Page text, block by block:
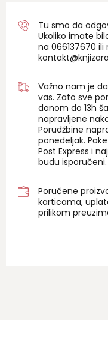
Tu smo da
Ukoliko imate
na 066137670 ili
Važno nam je
vas. Zato sve
danom do 13h
napravljene
Porudžbine
ponedeljak.
Post Express i
budu isporučeni.
Poručene
karticama,
prilikom